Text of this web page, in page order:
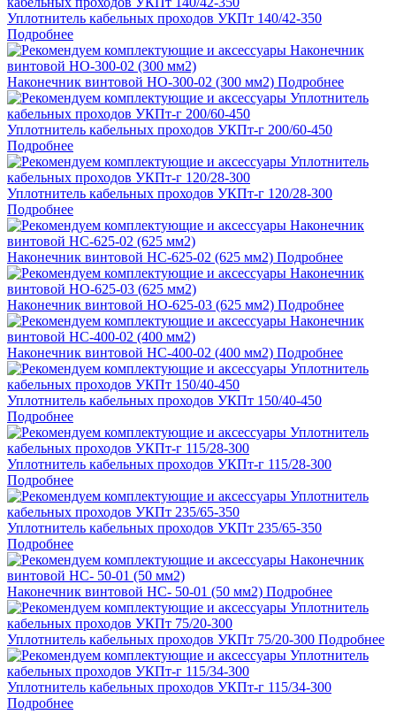
Уплотнитель кабельных проходов УКПт 140/42-350
Подробнее
Наконечник винтовой НО-300-02 (300 мм2) Подробнее
Уплотнитель кабельных проходов УКПт-г 200/60-450
Подробнее
Уплотнитель кабельных проходов УКПт-г 120/28-300
Подробнее
Наконечник винтовой НС-625-02 (625 мм2) Подробнее
Наконечник винтовой НО-625-03 (625 мм2) Подробнее
Наконечник винтовой НС-400-02 (400 мм2) Подробнее
Уплотнитель кабельных проходов УКПт 150/40-450
Подробнее
Уплотнитель кабельных проходов УКПт-г 115/28-300
Подробнее
Уплотнитель кабельных проходов УКПт 235/65-350
Подробнее
Наконечник винтовой НС- 50-01 (50 мм2) Подробнее
Уплотнитель кабельных проходов УКПт 75/20-300 Подробнее
Уплотнитель кабельных проходов УКПт-г 115/34-300
Подробнее